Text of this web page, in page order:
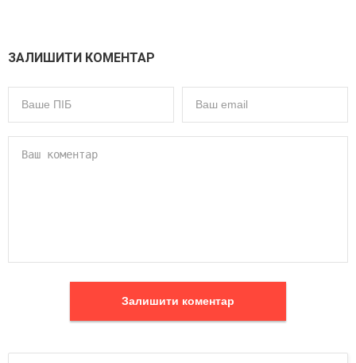
ЗАЛИШИТИ КОМЕНТАР
Залишити коментар